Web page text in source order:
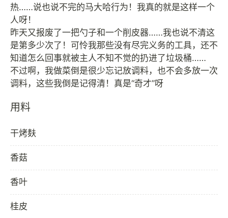
热……说也说不完的马大哈行为！我真的就是这样一个
人呀！
昨天又报废了一把勺子和一个削皮器……我也说不清这
是第多少次了！可怜我那些没有尽完义务的工具，还不
知道怎么回事就被主人不知不觉的扔进了垃圾桶……
不过啊，我做菜倒是很少忘记放调料，也不会多放一次
用料
干烤麸
香菇
香叶
桂皮